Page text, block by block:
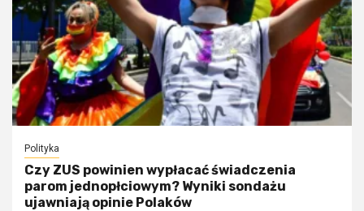
Polityka
Czy ZUS powinien wypłacać świadczenia
parom jednopłciowym? Wyniki sondażu
ujawniają opinie Polaków